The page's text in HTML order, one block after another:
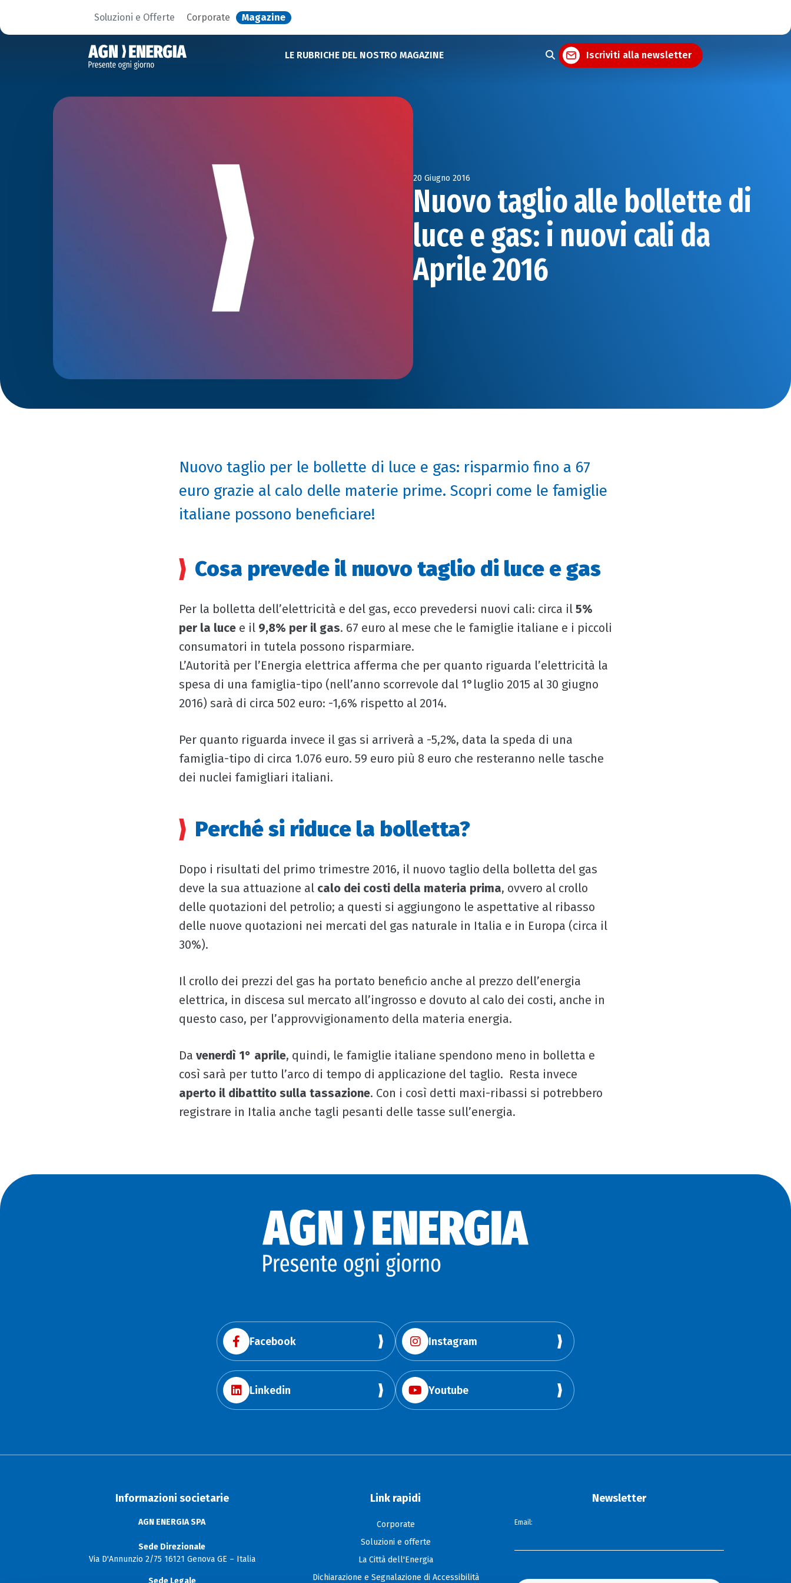
Soluzioni e Offerte Corporate Magazine
LE RUBRICHE DEL NOSTRO MAGAZINE Iscriviti alla newsletter
20 Giugno 2016
Nuovo taglio alle bollette di
luce e gas: i nuovi cali da
Aprile 2016
Nuovo taglio per le bollette di luce e gas: risparmio fino a 67
euro grazie al calo delle materie prime. Scopri come le famiglie
italiane possono beneficiare!
Cosa prevede il nuovo taglio di luce e gas
Per la bolletta dell’elettricità e del gas, ecco prevedersi nuovi cali: circa il 5%
per la luce e il 9,8% per il gas. 67 euro al mese che le famiglie italiane e i piccoli
consumatori in tutela possono risparmiare.
L’Autorità per l’Energia elettrica afferma che per quanto riguarda l’elettricità la
spesa di una famiglia-tipo (nell’anno scorrevole dal 1°luglio 2015 al 30 giugno
2016) sarà di circa 502 euro: -1,6% rispetto al 2014.
Per quanto riguarda invece il gas si arriverà a -5,2%, data la speda di una
famiglia-tipo di circa 1.076 euro. 59 euro più 8 euro che resteranno nelle tasche
dei nuclei famigliari italiani.
Perché si riduce la bolletta?
Dopo i risultati del primo trimestre 2016, il nuovo taglio della bolletta del gas
deve la sua attuazione al calo dei costi della materia prima, ovvero al crollo
delle quotazioni del petrolio; a questi si aggiungono le aspettative al ribasso
delle nuove quotazioni nei mercati del gas naturale in Italia e in Europa (circa il
30%).
Il crollo dei prezzi del gas ha portato beneficio anche al prezzo dell’energia
elettrica, in discesa sul mercato all’ingrosso e dovuto al calo dei costi, anche in
questo caso, per l’approvvigionamento della materia energia.
Da venerdì 1° aprile, quindi, le famiglie italiane spendono meno in bolletta e
così sarà per tutto l’arco di tempo di applicazione del taglio. Resta invece
aperto il dibattito sulla tassazione. Con i così detti maxi-ribassi si potrebbero
registrare in Italia anche tagli pesanti delle tasse sull’energia.
Facebook Instagram
Linkedin Youtube
Informazioni societarie
AGN ENERGIA SPA
Sede Direzionale
Via D'Annunzio 2/75 16121 Genova GE – Italia
Link rapidi
Corporate
Soluzioni e offerte
La Città dell'Energia
Dichiarazione e Segnalazione di Accessibilità
Newsletter
Email: